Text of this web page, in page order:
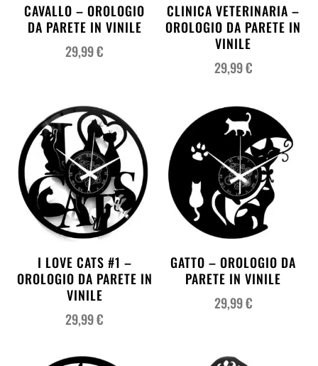
CAVALLO – OROLOGIO
DA PARETE IN VINILE
29,99€
CLINICA VETERINARIA –
OROLOGIO DA PARETE IN
VINILE
29,99€
I LOVE CATS #1 –
OROLOGIO DA PARETE IN
VINILE
29,99€
GATTO – OROLOGIO DA
PARETE IN VINILE
29,99€